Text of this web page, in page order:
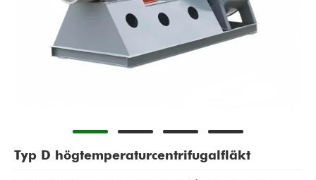
Typ D högtemperaturcentrifugalfläkt